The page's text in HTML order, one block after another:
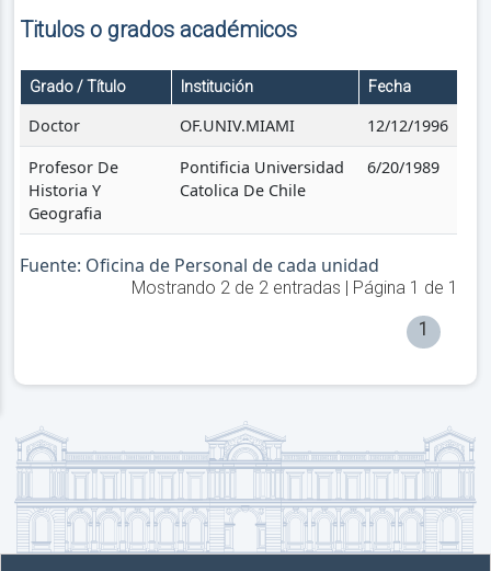
Titulos o grados académicos
Grado / Título Institución Fecha
Doctor OF.UNIV.MIAMI
12/12/1996
Profesor De
Historia Y
Geografia
Pontificia Universidad
Catolica De Chile
6/20/1989
Fuente: Oficina de Personal de cada unidad
Mostrando 2de 2entradas | Página 1 de 1
1